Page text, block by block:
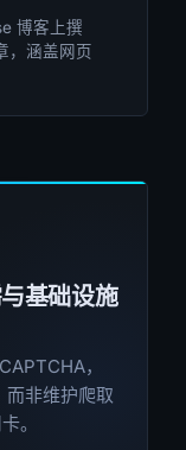
博客上撰
，涵盖网页
基础设施
，
而非维护爬取
。